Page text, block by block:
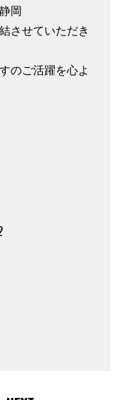
岡
させていただき
のご活躍を心よ